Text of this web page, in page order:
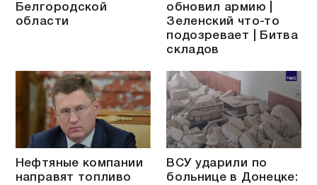
Белгородской
области
обновил армию |
Зеленский что-то
подозревает | Битва
складов
Нефтяные компании
направят топливо
ВСУ ударили по
больнице в Донецке: